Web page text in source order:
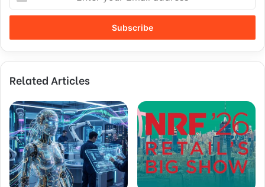
t
r
y
u
E
m
a
i
l
a
d
Related Articles